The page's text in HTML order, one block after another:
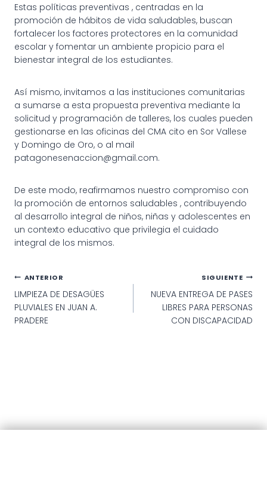
Estas políticas preventivas , centradas en la
promoción de hábitos de vida saludables, buscan
fortalecer los factores protectores en la comunidad
escolar y fomentar un ambiente propicio para el
bienestar integral de los estudiantes.
Así mismo, invitamos a las instituciones comunitarias
a sumarse a esta propuesta preventiva mediante la
solicitud y programación de talleres, los cuales pueden
gestionarse en las oficinas del CMA cito en Sor Vallese
y Domingo de Oro, o al mail
patagonesenaccion@gmail.com.
De este modo, reafirmamos nuestro compromiso con
la promoción de entornos saludables , contribuyendo
al desarrollo integral de niños, niñas y adolescentes en
un contexto educativo que privilegia el cuidado
integral de los mismos.
Navegación
de
entradas
ANTERIOR
LIMPIEZA DE DESAGÜES
PLUVIALES EN JUAN A.
PRADERE
SIGUIENTE
NUEVA ENTREGA DE PASES
LIBRES PARA PERSONAS
CON DISCAPACIDAD